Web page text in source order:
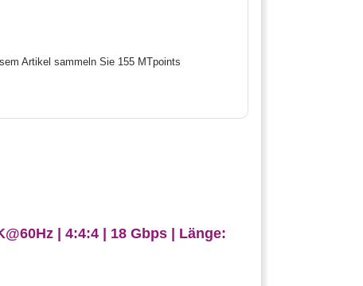
Artikel sammeln Sie 155 MTpoints
| 4:4:4 | 18 Gbps | Länge: